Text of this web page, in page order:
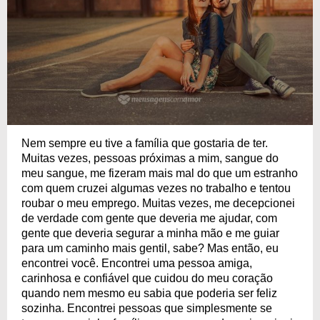
Nem sempre eu tive a família que gostaria de ter.
Muitas vezes, pessoas próximas a mim, sangue do
meu sangue, me fizeram mais mal do que um estranho
com quem cruzei algumas vezes no trabalho e tentou
roubar o meu emprego. Muitas vezes, me decepcionei
de verdade com gente que deveria me ajudar, com
gente que deveria segurar a minha mão e me guiar
para um caminho mais gentil, sabe? Mas então, eu
encontrei você. Encontrei uma pessoa amiga,
carinhosa e confiável que cuidou do meu coração
quando nem mesmo eu sabia que poderia ser feliz
sozinha. Encontrei pessoas que simplesmente se